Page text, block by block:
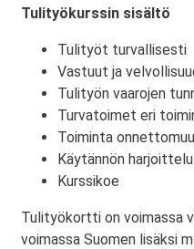
Tulityökurssin sisältö
Tulityöt turvallisesti
Vastuut ja
Tulityön vaarojen
Turvatoimet eri
Toiminta
Käytännön
Kurssikoe
Tulityökortti on voimassa
voimassa Suomen lisäksi